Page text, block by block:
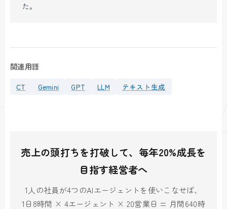
た。
関連用語
CT Gemini GPT LLM テキスト生成
売上の頭打ちを打破して、毎年20%成長を
目指す経営者へ
1人の社員が4つのAIエージェントを使いこなせば、
1日8時間 × 4エージェント × 20営業日 = 月間640時